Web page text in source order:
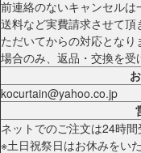
前連絡のないキャンセルは
送料など実費請求させて
ただいてからの対応とな
場合のみ、返品・交換を受
kocurtain@yahoo.co.jp
ネットでのご注文は24時間
※土日祝祭日はお休みをい